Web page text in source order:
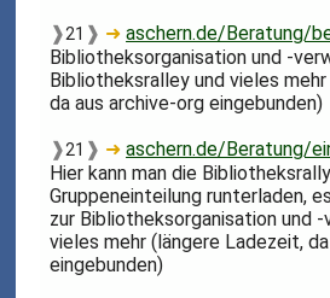
❱21 ❱ ➜aschern.de/Beratung/
Bibliotheksorganisation und -
Bibliotheksralley und vieles
da aus archive-org eingebunden)
❱21 ❱ ➜aschern.de/Beratung/
Hier kann man die
Gruppeneinteilung runterladen,
zur Bibliotheksorganisation und
vieles mehr (längere Ladezeit,
eingebunden)